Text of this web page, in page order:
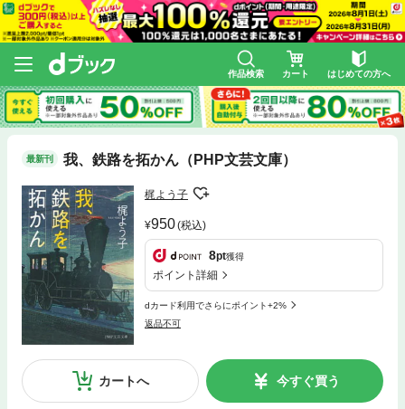
作品検索 カート はじめての方へ
最新刊 我、鉄路を拓かん（PHP文芸文庫）
梶よう子
950(税込)
8pt獲得
ポイント詳細
dカード利用でさらにポイント+2%
返品不可
カートへ 今すぐ買う